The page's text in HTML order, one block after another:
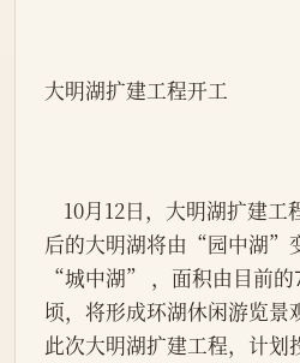
大明湖扩建工程开工
后的大明湖将由“园中湖”
“城中湖” ，面积由目前的
顷，将形成环湖休闲游览景
此次大明湖扩建工程，计划